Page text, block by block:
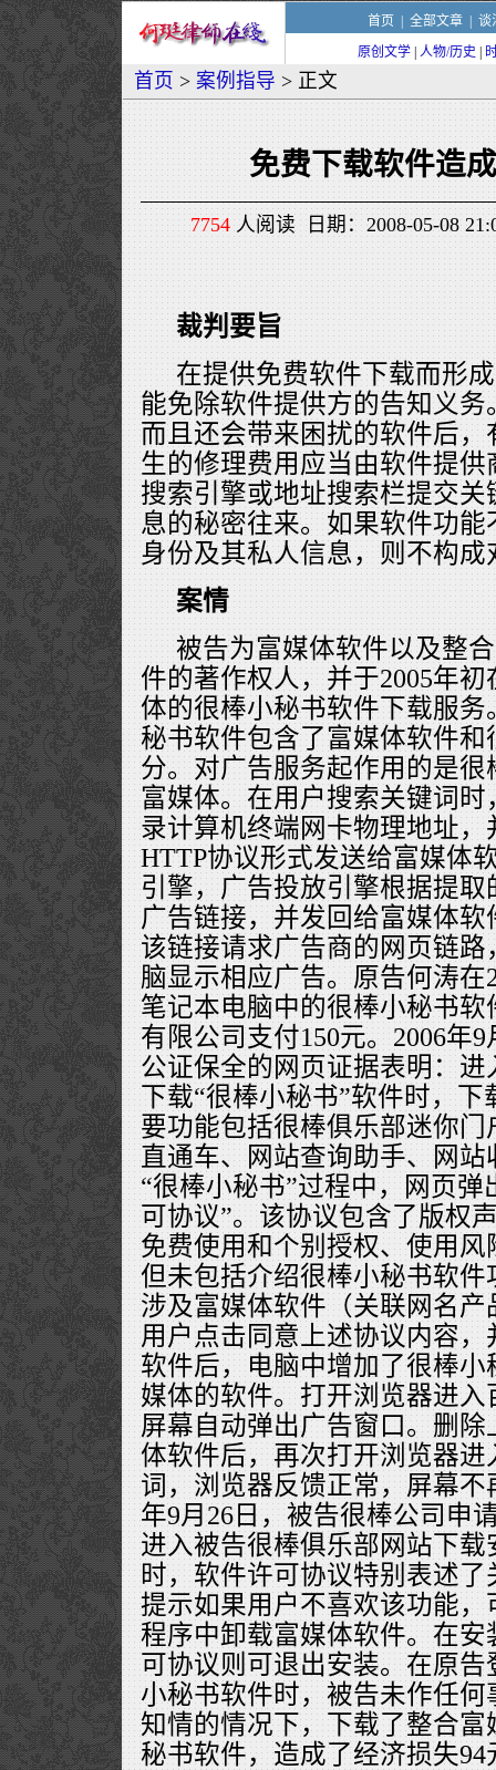
首页 全部文章| 谈
原创文学 人物/历史
首页 > 案例指导 > 正文
免费下载软件造
7754人阅读 日期：2008-05-08
裁判要旨
在提供免费软件下载而形
能免除软件提供方的告知义
而且还会带来困扰的软件后
生的修理费用应当由软件提
搜索引擎或地址搜索栏提交
息的秘密往来。如果软件功
身份及其私人信息，则不构
案情
被告为富媒体软件以及整
件的著作权人，并于2005年
体的很棒小秘书软件下载服
秘书软件包含了富媒体软件
分。对广告服务起作用的是
富媒体。在用户搜索关键词
录计算机终端网卡物理地址
HTTP协议形式发送给富媒体
引擎，广告投放引擎根据提
广告链接，并发回给富媒体
该链接请求广告商的网页链
脑显示相应广告。原告何涛在
笔记本电脑中的很棒小秘书
有限公司支付150元。2006年
公证保全的网页证据表明：
下载“很棒小秘书”软件时，
要功能包括很棒俱乐部迷你
直通车、网站查询助手、网
“很棒小秘书”过程中，网页弹
可协议”。该协议包含了版权
免费使用和个别授权、使用
但未包括介绍很棒小秘书软
涉及富媒体软件（关联网名
用户点击同意上述协议内容
软件后，电脑中增加了很棒
媒体的软件。打开浏览器进
屏幕自动弹出广告窗口。删
体软件后，再次打开浏览器
词，浏览器反馈正常，屏幕不
年9月26日，被告很棒公司申
进入被告很棒俱乐部网站下
时，软件许可协议特别表述
提示如果用户不喜欢该功能
程序中卸载富媒体软件。在安
可协议则可退出安装。在原
小秘书软件时，被告未作任
知情的情况下，下载了整合
秘书软件，造成了经济损失94